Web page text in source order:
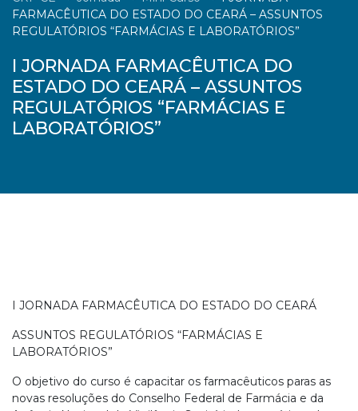
FARMACÊUTICA DO ESTADO DO CEARÁ – ASSUNTOS
REGULATÓRIOS “FARMÁCIAS E LABORATÓRIOS”
I JORNADA FARMACÊUTICA DO
ESTADO DO CEARÁ – ASSUNTOS
REGULATÓRIOS “FARMÁCIAS E
LABORATÓRIOS”
I JORNADA FARMACÊUTICA DO ESTADO DO CEARÁ
ASSUNTOS REGULATÓRIOS “FARMÁCIAS E
LABORATÓRIOS”
O objetivo do curso é capacitar os farmacêuticos paras as
novas resoluções do Conselho Federal de Farmácia e da